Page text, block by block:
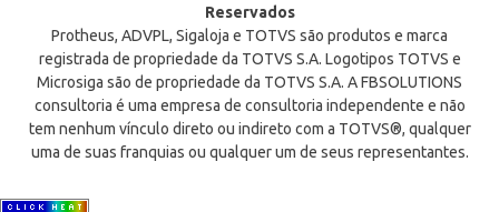
Reservados
Protheus, ADVPL, Sigaloja e TOTVS são produtos e marca
registrada de propriedade da TOTVS S.A. Logotipos TOTVS e
Microsiga são de propriedade da TOTVS S.A. A FBSOLUTIONS
consultoria é uma empresa de consultoria independente e não
tem nenhum vínculo direto ou indireto com a TOTVS®, qualquer
uma de suas franquias ou qualquer um de seus representantes.